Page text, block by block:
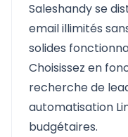
Saleshandy se
email illimités
solides
Choisissez en
recherche de
automatisation
budgétaires.